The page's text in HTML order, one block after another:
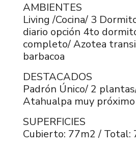
AMBIENTES
Living /Cocina/ 3
diario opción 4to
completo/ Azotea
barbacoa
DESTACADOS
Padrón Único/ 2
Atahualpa muy
SUPERFICIES
Cubierto: 77m2 / Total: